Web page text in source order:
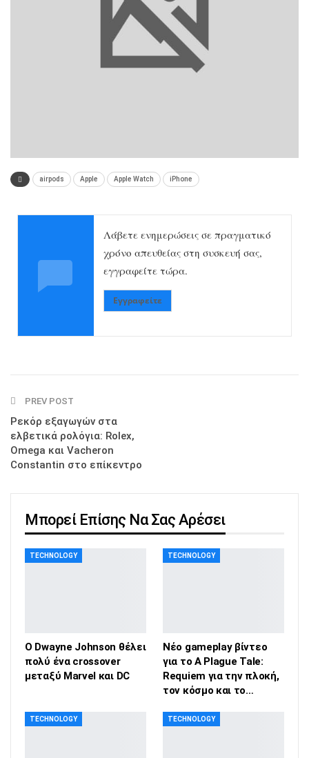
airpods Apple Apple Watch iPhone
Λάβετε ενημερώσεις σε πραγματικό
χρόνο απευθείας στη συσκευή σας,
εγγραφείτε τώρα.
Εγγραφείτε
PREV POST
Ρεκόρ εξαγωγών στα
ελβετικά ρολόγια: Rolex,
Omega και Vacheron
Constantin στο επίκεντρο
Μπορεί Επίσης Να Σας Αρέσει
TECHNOLOGY
O Dwayne Johnson θέλει
πολύ ένα crossover
μεταξύ Marvel και DC
TECHNOLOGY
Νέο gameplay βίντεο
για το A Plague Tale:
Requiem για την πλοκή,
τον κόσμο και το…
TECHNOLOGY TECHNOLOGY